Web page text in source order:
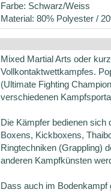
Farbe: Schwarz/Weiss
Material: 80% Polyester /
Mixed Martial Arts oder
Vollkontaktwettkampfes.
(Ultimate Fighting
verschiedenen
Die Kämpfer bedienen sich
Boxens, Kickboxens,
Ringtechniken (Grappling)
anderen Kampfkünsten
Dass auch im Bodenkampf